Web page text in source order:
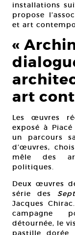
installations
propose
et art
«
art
Les œuvres
exposé à
un parcours
d’œuvres,
mêle des
politiques.
Deux œuvres
série des
Jacques
campagne
détournée, le
pastille